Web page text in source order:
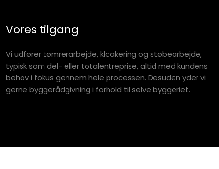
Vores tilgang
Vi udfører tømrerarbejde, kloakering og støbearbejde,
typisk som del- eller totalentreprise, altid med kundens
behov i fokus gennem hele processen. Desuden yder vi
gerne byggerådgivning i forhold til selve byggeriet.